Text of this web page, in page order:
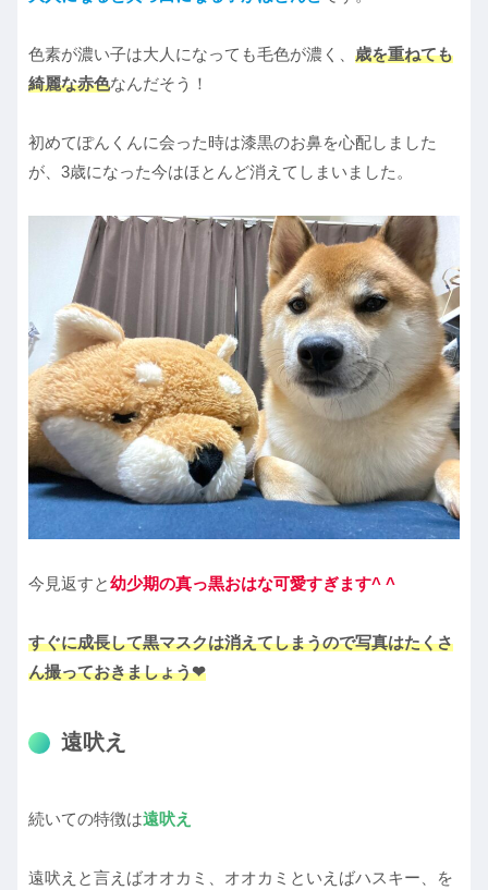
色素が濃い子は大人になっても毛色が濃く、 歳を重ねても
綺麗な赤色なんだそう！
初めてぽんくんに会った時は漆黒のお鼻を心配しました
が、3歳になった今はほとんど消えてしまいました。
今見返すと幼少期の真っ黒おはな可愛すぎます^ ^
すぐに成長して黒マスクは消えてしまうので写真はたくさ
ん撮っておきましょう❤︎
遠吠え
続いての特徴は遠吠え
遠吠えと言えばオオカミ、オオカミといえばハスキー、を